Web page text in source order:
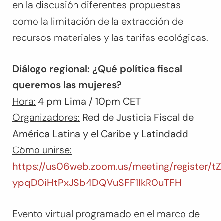
en la discusión diferentes propuestas
como la limitación de la extracción de
recursos materiales y las tarifas ecológicas.
Diálogo regional: ¿Qué política fiscal
queremos las mujeres?
Hora: 4 pm Lima / 10pm CET
Organizadores: Red de Justicia Fiscal de
América Latina y el Caribe y Latindadd
Cómo unirse:
https://us06web.zoom.us/meeting/register/
ypqD0iHtPxJSb4DQVuSFF1IkR0uTFH
Evento virtual programado en el marco de